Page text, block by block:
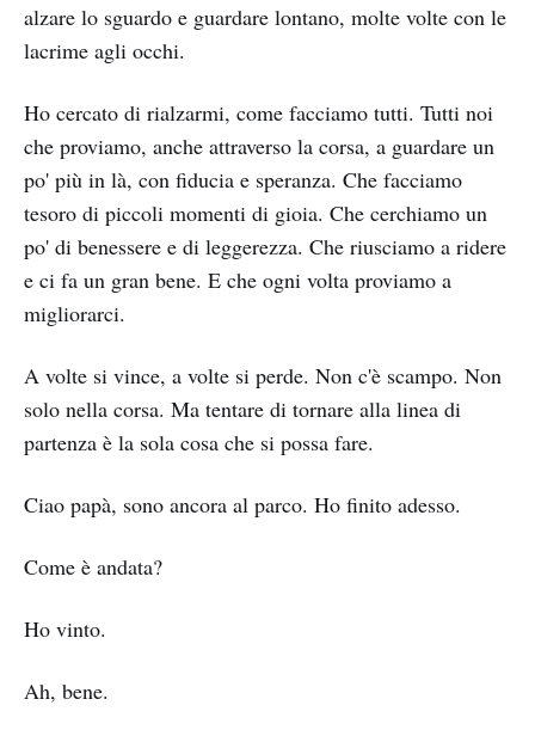
alzare lo sguardo e guardare lontano, molte volte con le
lacrime agli occhi.
Ho cercato di rialzarmi, come facciamo tutti. Tutti noi
che proviamo, anche attraverso la corsa, a guardare un
po' più in là, con fiducia e speranza. Che facciamo
tesoro di piccoli momenti di gioia. Che cerchiamo un
po' di benessere e di leggerezza. Che riusciamo a ridere
e ci fa un gran bene. E che ogni volta proviamo a
migliorarci.
A volte si vince, a volte si perde. Non c'è scampo. Non
solo nella corsa. Ma tentare di tornare alla linea di
partenza è la sola cosa che si possa fare.
Ciao papà, sono ancora al parco. Ho finito adesso.
Come è andata?
Ho vinto.
Ah, bene.